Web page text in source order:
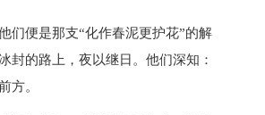
们便是那支“化作春泥更护花”的解
封的路上，夜以继日。他们深知：
方。